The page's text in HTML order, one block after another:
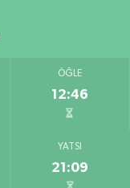
ÖĞLE
12:46
YATSI
21:09